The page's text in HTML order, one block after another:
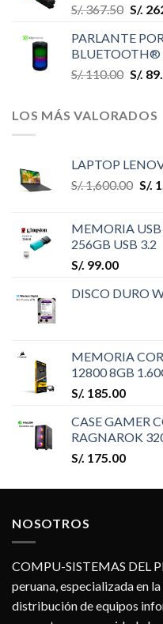
S/.367.50 S/.
PARLANTE
BLUETOOTH®
S/.110.00 S/.
LOS MÁS VALORADOS
LAPTOP
S/.1,600.00 S/.
MEMORIA
256GB USB 3.2
S/. 99.00
DISCO DURO
MEMORIA
12800 8GB
S/. 185.00
CASE GAMER
RAGNAROK
S/. 175.00
NOSOTROS
COMPU-SISTEMAS DEL
peruana, especializada en
distribución de equipos